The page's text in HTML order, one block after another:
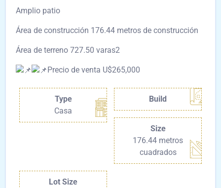
Amplio patio
Área de construcción 176.44 metros de construcción
Área de terreno 727.50 varas2
Precio de venta U$265,000
Type
Casa
Build
Size
176.44 metros
cuadrados
Lot Size